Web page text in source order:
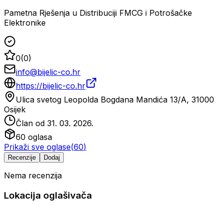
Pametna Rješenja u Distribuciji FMCG i Potrošačke
Elektronike
0(0)
info@bijelic-co.hr
https://bijelic-co.hr
Ulica svetog Leopolda Bogdana Mandića 13/A, 31000
Osijek
Član od 31. 03. 2026.
60 oglasa
Prikaži sve oglase(60)
Recenzije Dodaj
Nema recenzija
Lokacija oglašivača